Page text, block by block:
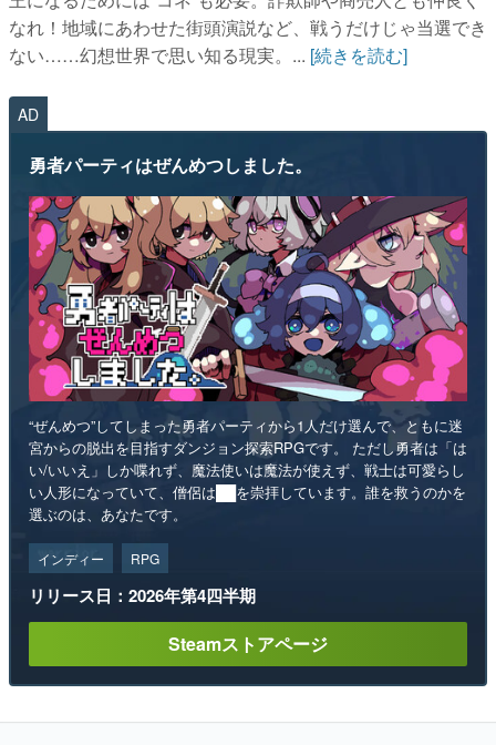
なれ！地域にあわせた街頭演説など、戦うだけじゃ当選でき
ない……幻想世界で思い知る現実。... [続きを読む]
AD
勇者パーティはぜんめつしました。
“ぜんめつ”してしまった勇者パーティから1人だけ選んで、ともに迷
宮からの脱出を目指すダンジョン探索RPGです。 ただし勇者は「は
い/いいえ」しか喋れず、魔法使いは魔法が使えず、戦士は可愛らし
い人形になっていて、僧侶は██を崇拝しています。誰を救うのかを
選ぶのは、あなたです。
インディー RPG
リリース日：2026年第4四半期
Steamストアページ